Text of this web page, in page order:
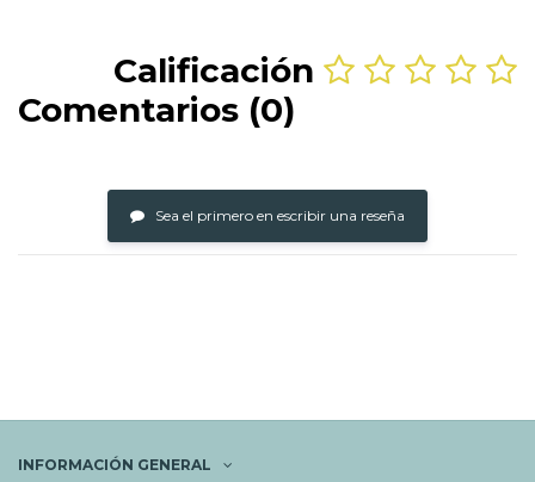
Calificación
Comentarios (0)
Sea el primero en escribir una reseña
INFORMACIÓN GENERAL